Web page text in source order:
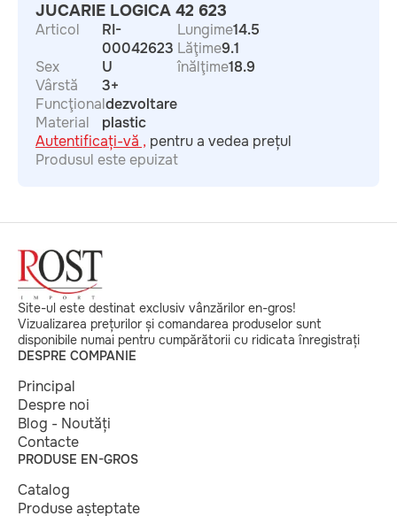
JUCARIE LOGICA 42 623
Articol
RI-
00042623
Sex
U
Vârstă
3+
Funcţionaldezvoltare
Material
plastic
Lungime14.5
Lăţime9.1
înălţime18.9
Autentificați-vă , pentru a vedea prețul
Produsul este epuizat
Site-ul este destinat exclusiv vânzărilor en-gros!
Vizualizarea prețurilor și comandarea produselor sunt
disponibile numai pentru cumpărătorii cu ridicata înregistrați
DESPRE COMPANIE
Principal
Despre noi
Blog - Noutăți
Contacte
PRODUSE EN-GROS
Catalog
Produse așteptate